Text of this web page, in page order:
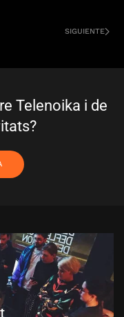
SIGUIENTE
Telenoika i de